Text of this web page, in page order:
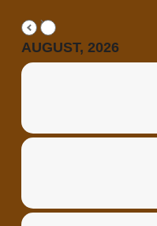
AUGUST, 2026